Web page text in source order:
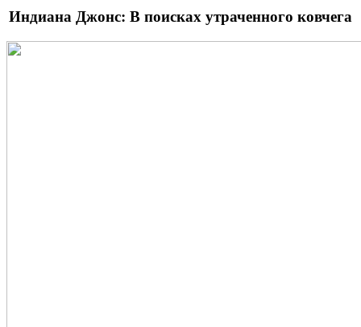
Индиана Джонс: В поисках утраченного ковчега